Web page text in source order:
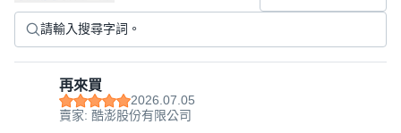
再來買
2026.07.05
賣家: 酷澎股份有限公司